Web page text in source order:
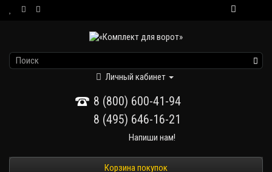
Личный кабинет
8 (800) 600-41-94
8 (495) 646-16-21
Напиши нам!